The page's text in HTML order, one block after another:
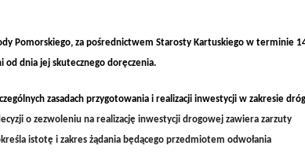
Pomorskiego, za pośrednictwem Starosty Kartuskiego w terminie
od dnia jej skutecznego doręczenia.
zasadach przygotowania i realizacji inwestycji w zakresie dróg
o zezwoleniu na realizację inwestycji drogowej zawiera zarzuty
istotę i zakres żądania będącego przedmiotem odwołania